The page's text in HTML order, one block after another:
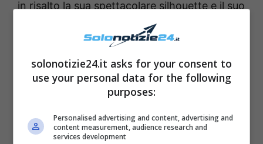
in risalto la sua spettacolare silhouette e il suo
seno lasciando poco spazio
all’immaginazione. A completare lo splendido,
semplice e raffinato outfit, la bellissima
conduttrice ha lasciato i capelli sciolti cadere
lungo le spalle e ha indossato un paio di
bellissime collane d’oro e un paio di orecchini
a campanella che hanno illuminato il suo viso.
solonotizie24.it asks for your consent to
use your personal data for the following
purposes:
Personalised advertising and content, advertising and
content measurement, audience research and
services development